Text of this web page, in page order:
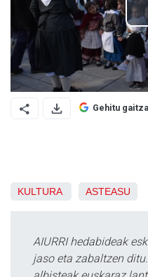
Gehitu
KULTURA ASTEASU
AIURRI hedabideak
jaso eta zabaltzen